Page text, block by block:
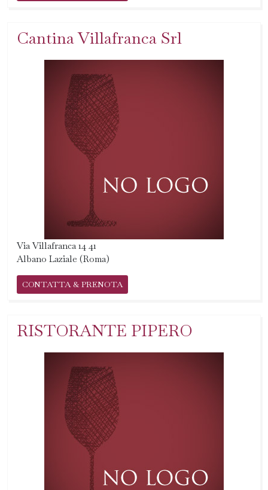
Cantina Villafranca Srl
Via Villafranca 14 41
Albano Laziale (Roma)
CONTATTA & PRENOTA
RISTORANTE PIPERO